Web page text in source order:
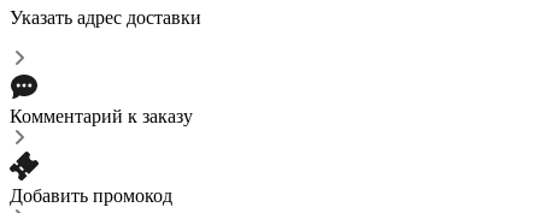
Указать адрес доставки
Комментарий к заказу
Добавить промокод